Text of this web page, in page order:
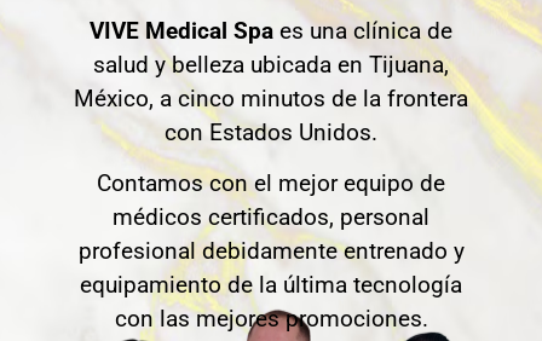
VIVE Medical Spa es una clínica de
salud y belleza ubicada en Tijuana,
México, a cinco minutos de la frontera
con Estados Unidos.
Contamos con el mejor equipo de
médicos certificados, personal
profesional debidamente entrenado y
equipamiento de la última tecnología
con las mejores promociones.